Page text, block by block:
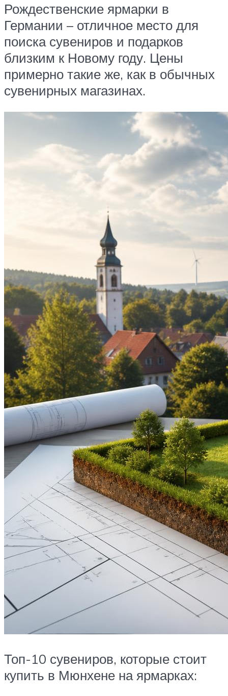
Рождественские ярмарки в
Германии – отличное место для
поиска сувениров и подарков
близким к Новому году. Цены
примерно такие же, как в обычных
сувенирных магазинах.
Топ-10 сувениров, которые стоит
купить в Мюнхене на ярмарках: